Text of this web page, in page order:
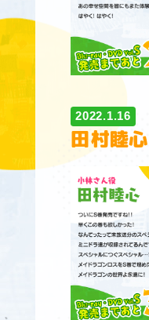
2022.1.16
田村睦心